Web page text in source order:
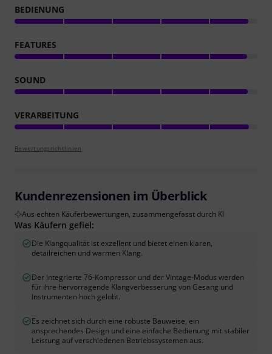
BEDIENUNG
FEATURES
SOUND
VERARBEITUNG
Bewertungsrichtlinien
Kundenrezensionen im Überblick
Aus echten Käuferbewertungen, zusammengefasst durch KI
Was Käufern gefiel:
Die Klangqualität ist exzellent und bietet einen klaren,
detailreichen und warmen Klang.
Der integrierte 76-Kompressor und der Vintage-Modus werden
für ihre hervorragende Klangverbesserung von Gesang und
Instrumenten hoch gelobt.
Es zeichnet sich durch eine robuste Bauweise, ein
ansprechendes Design und eine einfache Bedienung mit stabiler
Leistung auf verschiedenen Betriebssystemen aus.